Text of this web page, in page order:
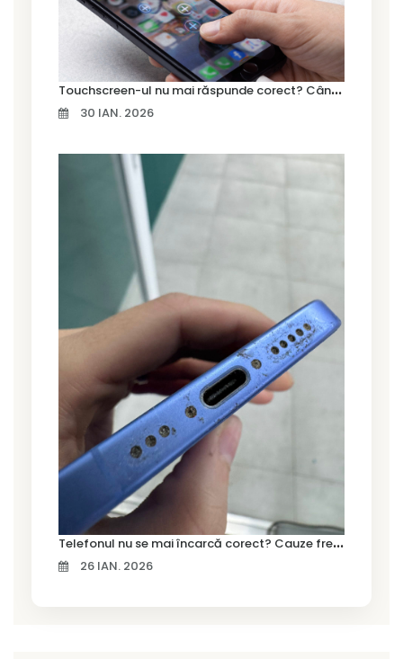
T
ouchscreen-ul nu mai răspunde corect? Când trebuie schimbat display-ul
30 IAN. 2026
T
elefonul nu se mai încarcă corect? Cauze frecvente și soluții la service în Timișoara
26 IAN. 2026